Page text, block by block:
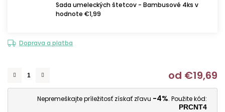
Sada umeleckých štetcov - Bambusové 4ks v
hodnote €1,99
Doprava a platba
od €19,69
Nepremeškajte príležitosť získať zľavu -4%. Použite kód:
PRCNT4